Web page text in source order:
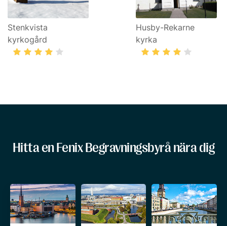
Stenkvista
kyrkogård
Husby-Rekarne
kyrka
Hitta en Fenix Begravningsbyrå nära dig